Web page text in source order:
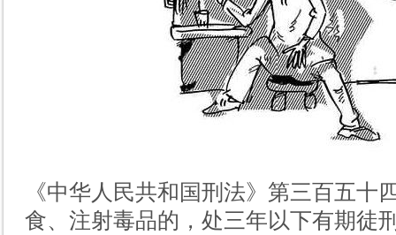
《中华人民共和国刑法》第三百五十
食、注射毒品的，处三年以下有期徒